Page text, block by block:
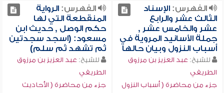
الفهرس:الإسناد
الثالث عشر والرابع
عشر والخامس عشر ,
جملة الأسانيد المروية في
أسباب النزول وبيان حالها
للشيخ: عبد العزيز بن مرزوق
الطريفي
جزء من محاضرة ( أسباب النزول
الفهرس:الرواية
المنقطعة التي لها
حكم الوصل , حديث ابن
مسعود: (اسجد سجدتين
ثم تشهد ثم سلم)
للشيخ: عبد العزيز بن مرزوق
الطريفي
جزء من محاضرة ( الأحاديث